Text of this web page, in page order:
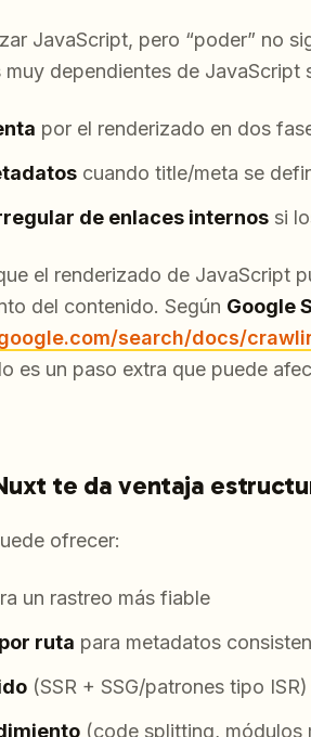
JavaScript, pero “poder” no
muy dependientes de JavaScript
por el renderizado en dos
cuando title/meta se
de enlaces internos si
el renderizado de JavaScript
del contenido. Según Google
search/docs/
es un paso extra que puede
te da ventaja
ofrecer:
un rastreo más fiable
ruta para metadatos
(SSR + SSG/patrones tipo
(code splitting, módulos